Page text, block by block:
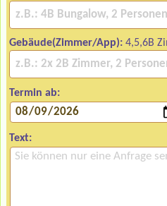
Gebäude(Zimmer/App): 4,5,6B
Termin ab:
Text: